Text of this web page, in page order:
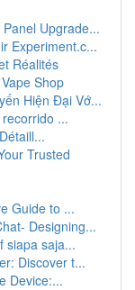
Upgrade...
Experiment.c...
Réalités
Shop
Hiện Đại Vớ...
...
Trusted
Guide to ...
Designing...
siapa saja...
Discover t...
Device:...